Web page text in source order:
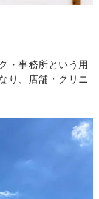
・事務所という用
り、店舗・クリニ